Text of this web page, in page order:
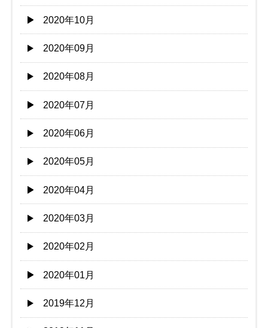
2020年10月
2020年09月
2020年08月
2020年07月
2020年06月
2020年05月
2020年04月
2020年03月
2020年02月
2020年01月
2019年12月